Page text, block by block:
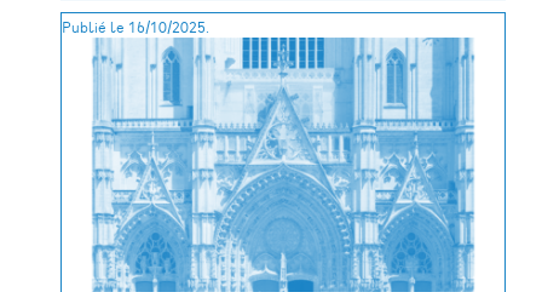
Assistant·e
de
conservation
à
l’Institut
français
du
cheval
et
de
l’équitation
(IFCE)
-
Candidature
jusqu'au
11/11/2025
Publié le 16/10/2025.